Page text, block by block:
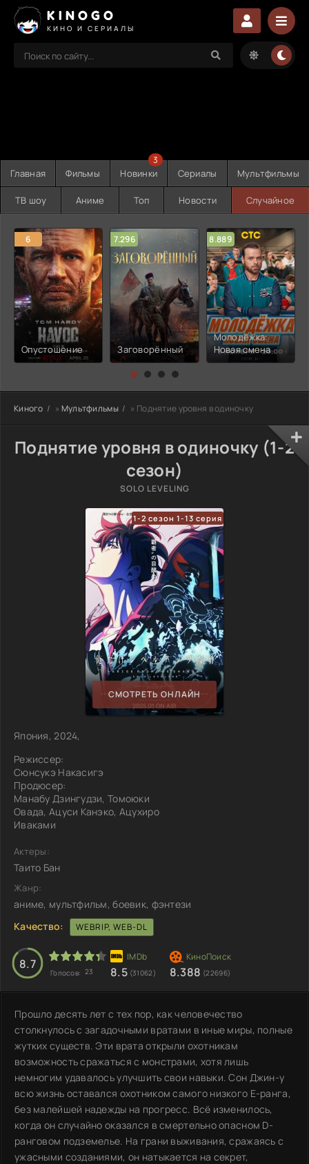
KINOGO
КИНО И СЕРИАЛЫ
Главная Фильмы Новинки
3
Сериалы Мультфильмы
ТВ шоу Аниме Топ Новости Случайное
6
Опустошение
7.296
Заговорённый
8.889
Молодёжка:
Новая смена
Киного » Мультфильмы » Поднятие уровня в одиночку
Поднятие уровня в одиночку (1-2
сезон)
SOLO LEVELING
1-2 сезон 1-13 серия
СМОТРЕТЬ ОНЛАЙН
Япония, 2024,
Режиссер:
Сюнсукэ Накасигэ
Продюсер:
Манабу Дзингудзи, Томоюки
Овада, Ацуси Канэко, Ацухиро
Иваками
Актеры:
Таито Бан
Жанр:
аниме, мультфильм, боевик, фэнтези
Качество:
WEBRIP, WEB-DL
8.7
Голосов: 23 8.5 (31062) 8.388 (22696)
Прошло десять лет с тех пор, как человечество
столкнулось с загадочными вратами в иные миры, полные
жутких существ. Эти врата открыли охотникам
возможность сражаться с монстрами, хотя лишь
немногим удавалось улучшить свои навыки. Сон Джин-у
всю жизнь оставался охотником самого низкого E-ранга,
без малейшей надежды на прогресс. Всё изменилось,
когда он случайно оказался в смертельно опасном D-
ранговом подземелье. На грани выживания, сражаясь с
ужасными созданиями, он натыкается на секрет,